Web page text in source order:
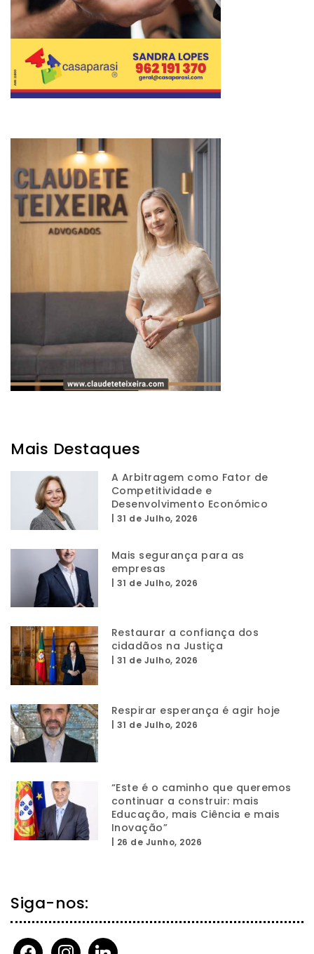
Mais Destaques
A Arbitragem como Fator de
Competitividade e
Desenvolvimento Económico
31 de Julho, 2026
Mais segurança para as
empresas
31 de Julho, 2026
Restaurar a confiança dos
cidadãos na Justiça
31 de Julho, 2026
Respirar esperança é agir hoje
31 de Julho, 2026
“Este é o caminho que queremos
continuar a construir: mais
Educação, mais Ciência e mais
Inovação”
26 de Junho, 2026
Siga-nos:
facebookinstagramlinkedin